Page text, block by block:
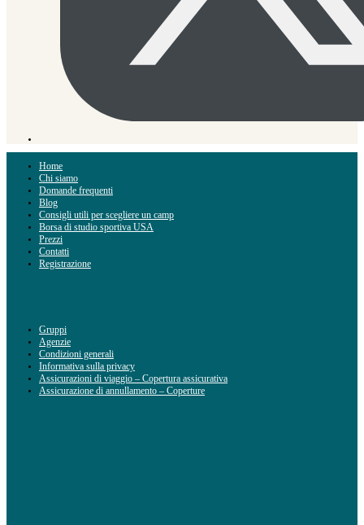
Home
Chi siamo
Domande frequenti
Blog
Consigli utili per scegliere un camp
Borsa di studio sportiva USA
Prezzi
Contatti
Registrazione
Gruppi
Agenzie
Condizioni generali
Informativa sulla privacy
Assicurazioni di viaggio – Copertura assicurativa
Assicurazione di annullamento – Coperture